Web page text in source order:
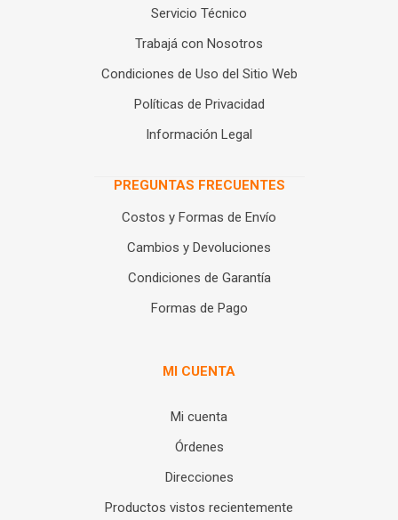
Servicio Técnico
Trabajá con Nosotros
Condiciones de Uso del Sitio Web
Políticas de Privacidad
Información Legal
PREGUNTAS FRECUENTES
Costos y Formas de Envío
Cambios y Devoluciones
Condiciones de Garantía
Formas de Pago
MI CUENTA
Mi cuenta
Órdenes
Direcciones
Productos vistos recientemente